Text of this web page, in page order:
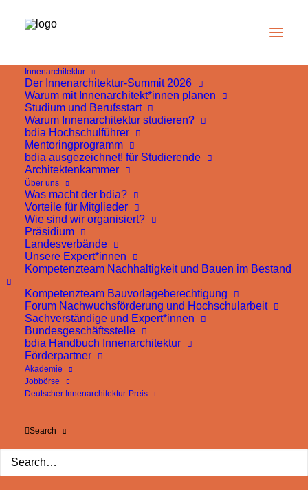
Innenarchitektur
Der Innenarchitektur-Summit 2026
Warum mit Innenarchitekt*innen planen
Studium und Berufsstart
Warum Innenarchitektur studieren?
bdia Hochschulführer
Mentoringprogramm
bdia ausgezeichnet! für Studierende
Architektenkammer
Über uns
Was macht der bdia?
Vorteile für Mitglieder
Wie sind wir organisiert?
Präsidium
Landesverbände
Unsere Expert*innen
Kompetenzteam Nachhaltigkeit und Bauen im Bestand
Kompetenzteam Bauvorlageberechtigung
Forum Nachwuchsförderung und Hochschularbeit
Sachverständige und Expert*innen
Bundesgeschäftsstelle
bdia Handbuch Innenarchitektur
Förderpartner
Akademie
Jobbörse
Deutscher Innenarchitektur-Preis
Search
Seite nicht gefunden
Ups, diese Seite gibt es nicht mehr …
Die Seite, die du aufrufen möchtest, existiert leider
enthält einen kleinen Fehler. Aber keine Sorge – von
hier aus findest du schnell wieder den richtigen Weg.
Falls du glaubst, dass hier etwas nicht stimmt, freuen
wir uns über einen Hinweis.